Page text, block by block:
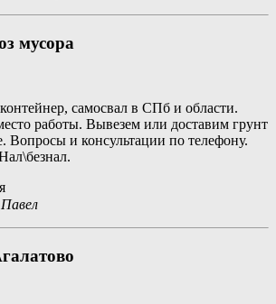
мусора
самосвал в СПб и области.
работы. Вывезем или доставим грунт
Вопросы и консультации по телефону.
Павел